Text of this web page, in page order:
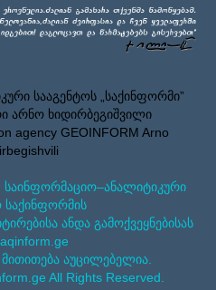
სააგენტოს „საქინფორმი”
არნო ხიდირბეგიშვილი
agency GEOINFORM Arno
საქინფორმის
ანდა გამოქვეყნებისას
აუცილებელია.
All Rights Reserved.